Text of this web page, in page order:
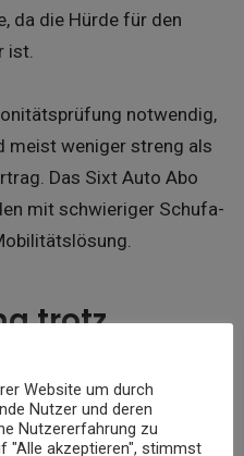
da die Hürde für den
ist.
notwendig,
meist weniger streng als
Das Sixt Auto Abo
mit schwieriger Schufa-
trotz
Worauf
Website um durch
Nutzer und deren
Nutzererfahrung zu
"Alle akzeptieren", stimmst